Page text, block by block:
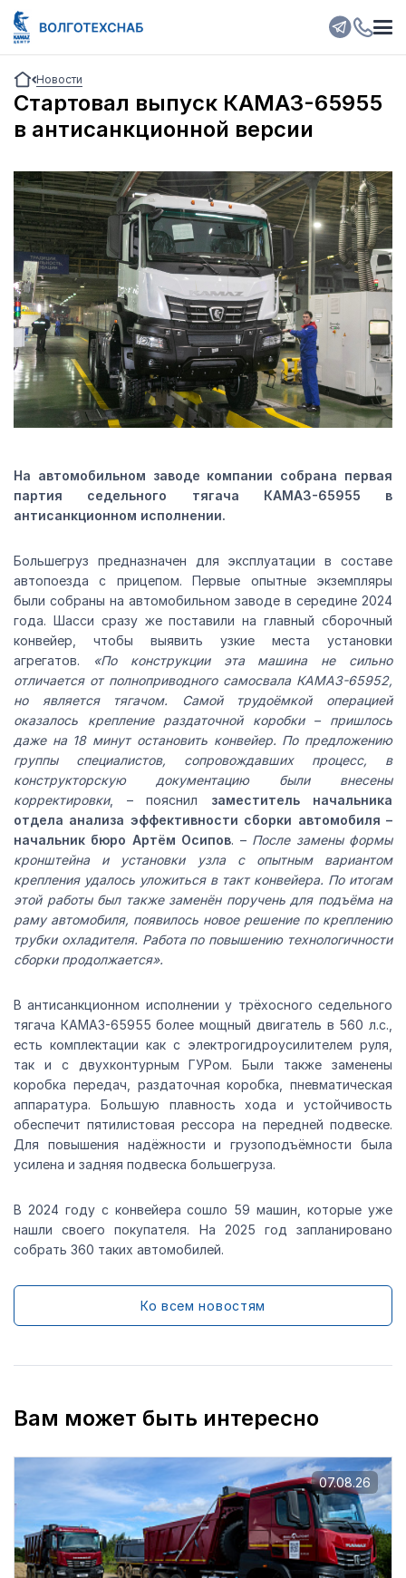
Новости
Стартовал выпуск КАМАЗ-65955
в антисанкционной версии
На автомобильном заводе компании собрана первая
партия седельного тягача КАМАЗ-65955 в
антисанкционном исполнении.
Большегруз предназначен для эксплуатации в составе
автопоезда с прицепом. Первые опытные экземпляры
были собраны на автомобильном заводе в середине 2024
года. Шасси сразу же поставили на главный сборочный
конвейер, чтобы выявить узкие места установки
агрегатов.
«По конструкции эта машина не сильно
отличается от полноприводного самосвала КАМАЗ-65952,
но является тягачом. Самой трудоёмкой операцией
оказалось крепление раздаточной коробки – пришлось
даже на 18 минут остановить конвейер. По предложению
группы специалистов, сопровождавших процесс, в
конструкторскую документацию были внесены
корректировки, – пояснил заместитель начальника
отдела анализа эффективности сборки автомобиля –
начальник бюро Артём Осипов. – После замены формы
кронштейна и установки узла с опытным вариантом
крепления удалось уложиться в такт конвейера. По итогам
этой работы был также заменён поручень для подъёма на
раму автомобиля, появилось новое решение по креплению
трубки охладителя. Работа по повышению технологичности
сборки продолжается».
В антисанкционном исполнении у трёхосного седельного
тягача КАМАЗ-65955 более мощный двигатель в 560 л.с.,
есть комплектации как с электрогидроусилителем руля,
так и с двухконтурным ГУРом. Были также заменены
коробка передач, раздаточная коробка, пневматическая
аппаратура. Большую плавность хода и устойчивость
обеспечит пятилистовая рессора на передней подвеске.
Для повышения надёжности и грузоподъёмности была
усилена и задняя подвеска большегруза.
В 2024 году с конвейера сошло 59 машин, которые уже
нашли своего покупателя. На 2025 год запланировано
собрать 360 таких автомобилей.
Ко всем новостям
Вам может быть интересно
07.08.26